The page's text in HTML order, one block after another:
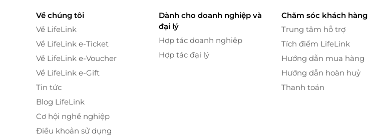
Về chúng tôi
Về LifeLink
Về LifeLink e-Ticket
Về LifeLink e-Voucher
Về LifeLink e-Gift
Tin tức
Blog LifeLink
Cơ hội nghề nghiệp
Điều khoản sử dụng
Dành cho doanh nghiệp và
đại lý
Hợp tác doanh nghiệp
Hợp tác đại lý
Chăm sóc khách hàng
Trung tâm hỗ trợ
Tích điểm LifeLink
Hướng dẫn mua hàng
Hướng dẫn hoàn huỷ
Thanh toán